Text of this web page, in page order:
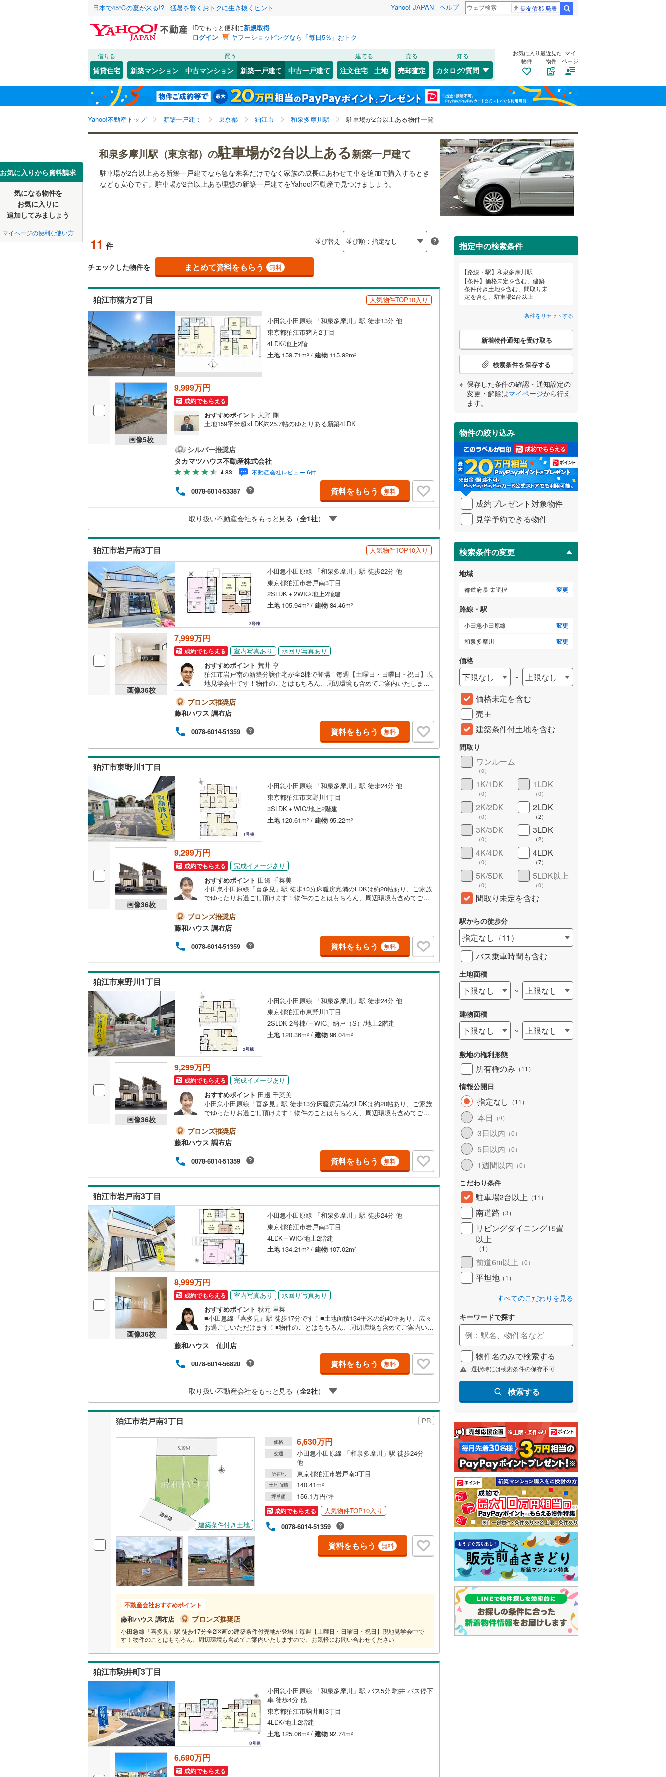
日本で45℃の夏が来る!? 猛暑を賢くおトクに生き抜くヒント Yahoo! JAPAN ヘルプ 長友佑都 発表
IDでもっと便利に新規取得
ログイン
ヤフーショッピングなら「毎日5％」おトク
借りる
賃貸住宅
買う
新築マンション 中古マンション 新築一戸建て 中古一戸建て
建てる
注文住宅 土地
売る
売却査定
知る
カタログ/質問
お気に入り
物件
最近見た
物件
マイ
ページ
Yahoo!不動産トップ 新築一戸建て 東京都 狛江市 和泉多摩川駅 駐車場が2台以上ある物件一覧
お気に入りから資料請求
気になる物件を
お気に入りに
追加してみましょう
マイページの便利な使い方
和泉多摩川駅（東京都）の駐車場が2台以上ある新築一戸建て
駐車場が2台以上ある新築一戸建てなら急な来客だけでなく家族の成長にあわせて車を追加で購入するとき
なども安心です。駐車場が2台以上ある理想の新築一戸建てをYahoo!不動産で見つけましょう。
11 件 並び替え
チェックした物件を まとめて資料をもらう 無料
狛江市猪方2丁目 人気物件TOP10入り
小田急小田原線 「和泉多摩川」駅 徒歩13分 他
東京都狛江市猪方2丁目
4LDK/地上2階
土地159.71m2 / 建物 115.92m2
画像5枚
9,999万円
成約でもらえる
おすすめポイント 天野 剛
土地159平米超×LDK約25.7帖のゆとりある新築4LDK
シルバー推奨店
タカマツハウス不動産株式会社
4.83 不動産会社レビュー 6件
0078-6014-53387 資料をもらう 無料
取り扱い不動産会社をもっと見る（全1社）
狛江市岩戸南3丁目 人気物件TOP10入り
小田急小田原線 「和泉多摩川」駅 徒歩22分 他
東京都狛江市岩戸南3丁目
2SLDK＋2WIC/地上2階建
土地105.94m2 / 建物 84.46m2
画像36枚
7,999万円
成約でもらえる 室内写真あり
水回り写真あり
おすすめポイント 荒井 亨
狛江市岩戸南の新築分譲住宅が全2棟で登場！毎週【土曜日・日曜日・祝日】現
地見学会中です！物件のことはもちろん、周辺環境も含めてご案内いたします
ブロンズ推奨店
藤和ハウス 調布店
0078-6014-51359 資料をもらう 無料
狛江市東野川1丁目
小田急小田原線 「和泉多摩川」駅 徒歩24分 他
東京都狛江市東野川1丁目
3SLDK＋WIC/地上2階建
土地120.61m2 / 建物 95.22m2
画像36枚
9,299万円
成約でもらえる
完成イメージあり
おすすめポイント 田邊 千菜美
小田急小田原線「喜多見」駅 徒歩13分床暖房完備のLDKは約20帖あり、ご家族
でゆったりお過ごし頂けます！物件のことはもちろん、周辺環境も含めてご案
ブロンズ推奨店
藤和ハウス 調布店
0078-6014-51359 資料をもらう 無料
狛江市東野川1丁目
小田急小田原線 「和泉多摩川」駅 徒歩24分 他
東京都狛江市東野川1丁目
2SLDK 2号棟/＋WIC、納戸（S）/地上2階建
土地120.36m2 / 建物 96.04m2
画像36枚
9,299万円
成約でもらえる
完成イメージあり
おすすめポイント 田邊 千菜美
小田急小田原線「喜多見」駅 徒歩13分床暖房完備のLDKは約20帖あり、ご家族
でゆったりお過ごし頂けます！物件のことはもちろん、周辺環境も含めてご案
ブロンズ推奨店
藤和ハウス 調布店
0078-6014-51359 資料をもらう 無料
狛江市岩戸南3丁目
小田急小田原線 「和泉多摩川」駅 徒歩24分 他
東京都狛江市岩戸南3丁目
4LDK＋WIC/地上2階建
土地134.21m2 / 建物 107.02m2
画像36枚
8,999万円
成約でもらえる 室内写真あり
水回り写真あり
おすすめポイント 秋元 里菜
■小田急線『喜多見』駅 徒歩17分です！■土地面積134平米の約40坪あり、広々
お過ごしいただけます！■物件のことはもちろん、周辺環境も含めてご案内いた
藤和ハウス 仙川店
0078-6014-56820 資料をもらう 無料
取り扱い不動産会社をもっと見る（全2社）
狛江市岩戸南3丁目 PR
建築条件付き土地
価格 6,630万円
交通
小田急小田原線 「和泉多摩川」駅 徒歩24分
他
所在地 東京都狛江市岩戸南3丁目
土地面積 140.41m2
坪単価 156.1万円/坪
成約でもらえる
人気物件TOP10入り
0078-6014-51359
資料をもらう 無料
不動産会社おすすめポイント
藤和ハウス 調布店 ブロンズ推奨店
小田急線「喜多見」駅 徒歩17分全2区画の建築条件付売地が登場！毎週【土曜日・日曜日・祝日】現地見学会中で
す！物件のことはもちろん、周辺環境も含めてご案内いたしますので、お気軽にお問い合わせください
狛江市駒井町3丁目
小田急小田原線 「和泉多摩川」駅 バス5分 駒井 バス停下
車 徒歩4分 他
東京都狛江市駒井町3丁目
4LDK/地上2階建
土地125.06m2 / 建物 92.74m2
6,690万円
成約でもらえる
指定中の検索条件
路線・駅
和泉多摩川駅
条件
価格未定を含む、建築
条件付き土地を含む、間取り未
定を含む、駐車場2台以上
条件をリセットする
こ
検
条
件
受
け
取
る
・
条
件
を
イ
ペ
ジ
に
保
存
す
る
新着物件通知を受け取る
検索条件を保存する
保存した条件の確認・通知設定の
変更・解除はマイページから行え
ます。
物件の絞り込み
成約プレゼント対象物件
見学予約できる物件
検索条件の変更
地域
都道府県 未選択 変更
路線・駅
小田急小田原線 変更
和泉多摩川 変更
価格
下限なし ~
上限なし
価格未定を含む
売主
建築条件付土地を含む
間取り
ワンルーム
（0）
1K/1DK
（0）
1LDK
（0）
2K/2DK
（0）
2LDK
（2）
3K/3DK
（0）
3LDK
（2）
4K/4DK
（0）
4LDK
（7）
5K/5DK
（0）
5LDK以上
（0）
間取り未定を含む
駅からの徒歩分
指定なし （11 ）
バス乗車時間も含む
土地面積
下限なし ~ 上限なし
建物面積
下限なし ~ 上限なし
敷地の権利形態
所有権のみ （11 ）
情報公開日
指定なし （11 ）
本日 （0）
3日以内 （0）
5日以内 （0）
1週間以内 （0）
こだわり条件
駐車場2台以上 （11 ）
南道路 （3）
リビングダイニング15畳
以上
（1 ）
前道6m以上 （0）
平坦地 （1 ）
すべてのこだわりを見る
キーワードで探す
物件名のみで検索する
選択時には検索条件の保存不可
検索する
北海道 北海道
東北 青森 岩手 宮城 秋田 山形 福島
関東 東京 神奈川 埼玉 千葉 茨城
長野 富山 石川
東海 愛知 岐阜 静岡 三重
和歌山
中国 鳥取 島根 岡山 広島 山口
高知
福岡 佐賀 長崎 鹿児島 沖縄
0件 この条件で検索する 条件をリセットする
0件 この条件で検索する 条件をリセットする
0件 この条件で検索する 条件をリセットする
JR 函館本線(0) 札沼線(0) 千歳線(0)
石勝線(0) 室蘭本線(0) 日高本線(0)
根室本線(0) 富良野線(0) 宗谷本線(0)
石北本線
(0) 釧網本線(0)
常磐線(1,019) 水郡線(228) 川越線(566)
高崎線(978) 上越線(257) 吾妻線(50)
両毛線(310) 水戸線(68) 日光線
仙石線(217)
大船渡線(15)
釜石線(6)
花輪線 (0) 八戸線(4)
大湊線(0)
陸羽西線(0)
左沢線( 47
男鹿線( 五能線(0)
羽越本線 5) 信越本線(110)
飯山線(0 越後線(13 弥彦線(0)
湘南新宿ライン（宇都宮～逗子）
(1,207)
湘南新宿ライン（前橋～小田原）
総武本線(291)
外房線(156) 京葉線(100
成田線(203) 鹿島線(6) 久留里線(130)
山手線(2)
南武線(185) 武蔵野線(955)
横浜線
根岸線(195) 横須賀線(325 )
相模線(941) 中央本線（JR東日本）( 青梅線
五日市線(159) 八高線 小海線(5)
総武線(268)
伊東線(0) 東海道本線（JR東海） (1,530 御殿場線
身延線(122 ) 飯田線 中央本線（JR東海）
武豊線(144 高山本線（JR東海） 太多線 (60
関西本線（JR東海）(232) 紀勢本線（JR東海）(7) 名松線(4)
参宮線(0) 博多南線 東海道本線（JR西日本）
大糸線（JR西日本）( 0) 小浜線
越美北線(1) 七尾線(0) 城端線(0 )
氷見線(0) 関西本線（JR西日本） (
紀勢本線（JR西日本）
大阪環状線
桜島線(0) 福知山線(141) 山陽本線（JR西日本）( 723)
加古川線(67) 播但線(55) 姫新線
(40
宇野線(50) 伯備線(44 ) 芸備線(44 )
福塩線(41) 呉線 可部線(32)
岩徳線( 宇部線(3)
小野田線(2) 美祢線(0) 山陰本線(
舞鶴線(4) 1)
木次線(0) 奈良線 (147
桜井線(145) 片町線(131 和歌山線(108)
阪和線(47) 東西線(10)
本四備讃線(3) 予讃線(1 )
予土線(0) 高徳線(1)
鳴門線(0) 徳島線(1) 牟岐線(3)
土讃線(59) 土讃線(1) 山陽本線（JR九州） (28)
鹿児島本線(1,410 香椎線 篠栗線(135
三角線(236) 肥薩線 13 ) 指宿枕崎線 138
長崎本線 ( 189)
佐世保線
久大本線(97)
豊肥本線(483) 日田彦山線(
日南線(50) 吉都線(6) 筑豊本線(158 )
北海道新幹線(0
東北新幹線(530 山形新幹線(446 )
秋田新幹線 (248) 北陸新幹線( 317) 東海道新幹線
山陽新幹線(196) 北陸新幹線（JR西日本）(4)
地下鉄 札幌市営地下鉄南北線 ) 札幌市営地下鉄東西線 (2) 札幌市営地下鉄東豊線
仙台市地下鉄南北線
) 仙台市地下鉄東西線 東京メトロ銀座線
東京メトロ丸ノ内線
東京メトロ日比谷線
東京メトロ有楽町線
東京メトロ半蔵門線(1) 東京メトロ南北線 東京メトロ副都心線( 43 )
都営浅草線(2) 都営新宿線( 39)
都営大江戸線(15) 横浜市営地下鉄ブルーライン(427)
横浜市営地下鉄グリーンライン
152)
名古屋市営地下鉄東山線
名古屋市営地下鉄名城線 ) 名古屋市営地下鉄鶴舞線(255)
名古屋市営地下鉄上飯田線( 59)
京都市営地下鉄烏丸線 (15) 京都市営地下鉄東西線 OsakaMetro長堀鶴見緑地線
OsakaMetro今里筋線(7) OsakaMetro御堂筋線(26)
OsakaMetro千日前線(2)
OsakaMetro堺筋線
神戸市営地下鉄西神・山手線(106 神戸市営地下鉄海岸線(4)
福岡市地下鉄空港線
) 福岡市地下鉄箱崎線 福岡市地下鉄七隈線(277)
私鉄・その他 札幌市電 函館市電 函館市電宝来・谷地頭線(0)
道南いさりび鉄道
わたらせ渓谷鐵道(1 真岡鐵道(15)
阿武隈急行(96) 会津鉄道(8) 山形鉄道フラワー長井線(0)
秋田内陸縦貫鉄道(0) しなの鉄道北しなの線(
えちごトキめき鉄道妙高はねうまラ
イン(3)
いすみ鉄道(3) しなの鉄道(24)
IGRいわて銀河鉄道
津軽鉄道(0)
弘南鉄道弘南線( 三陸鉄道リアス線(9)
由利高原鉄道鳥海山ろく線(0) 福島交通飯坂線(76) 仙台空港アクセス線(65)
長野電鉄長野線(5) 上田電鉄別所線(5)
鹿島臨海鉄道大洗鹿島線
(88) ひたちなか海浜鉄道湊線(69)
小湊鐵道( 49) 千葉都市モノレール
上毛電気鉄道上毛線(175 )
流鉄流山線(125) つくばエクスプレス(357)
京成本線(339
0件 この条件で検索する 条件をリセットする
(0) (0) (0) (0) (1) (2) (1) 梅ケ丘 (3) (2) (4)
祖師ケ谷大蔵 (15) (22) (25) (11) (8) 向ケ丘遊園 (32) 百合ケ丘
(59)
新百合ケ丘
(65)
(23)
(57) (102) (202) (210) (97) (108) (113) (195) (93) (130) (68) (89)
(31 38) (83) (83 )
0件 この条件で検索する 条件をリセットする
こだわり条件 設備
床暖房（4） オール電化（0） トイレ２か所（2）
駐車場2台以上（11） ビルトインガレージ（0） 太陽光発電システム（0）
ＴＶモニタ付インターホン
（10）
防犯カメラ（0）
配置、向き、建ち方、日当たり
前道6m以上（0） 角地（1） 南道路 （3）
LD
（1）
（6）
設計住宅性能評価付き
（6）
住宅性能評価付き（0）
長期優良住宅（ 6）
大規模（総区画数50戸以上）
立地
最寄りの駅が始発駅 小学校まで1km以内（ 1）
間取り、居室全体
吹き抜け 間取り変更可能（
二世帯向け（0 3階建て以上（0 ）
サービスルーム（納戸）（3）
キッチン
独立型キッチン（0） 対面キッチン
浴室
浴室乾燥機あり（10）
バルコニー、庭
ウッドデッキあり（ ）
収納
ウォークインクローゼット
（
）
床下収納
販売、価格、契約、入居関連など
即入居可能（2
オンライン対応
オンライン内見(相談)可（11） IT重説可（0）
オンライン対応とは？ 詳しく見る
0件 この条件で検索する 条件をリセットする
検索条件を保存しました
この検索条件の新着物件通知は、 マイページから設定できます。
保存した条件を見る
和泉多摩川駅、価格未定を含む、建築条件付き土地を含
む、間取り未定を含む、駐車場2台以上
検索条件を保存する
閉じる お気に入りリストを見る
閉じる
閉じる お気に入りリストを見る
閉じる